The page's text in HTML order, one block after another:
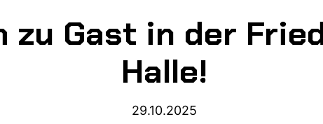
zu Gast in der
Halle!
29.10.2025